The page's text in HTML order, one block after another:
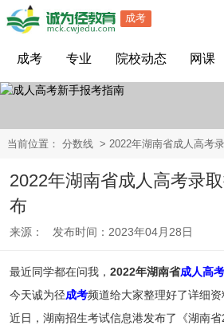
成考
成考 专业 院校动态 网课
当前位置： 分数线> 2022年湖南省成人高考
2022年湖南省成人高考录
布
来源： 发布时间：2023年04月28日
最近同学都在问我， 2022年湖南省成人高考
今天诚为径成考频道给大家整理好了详细资
近日，湖南招生考试信息港发布了《湖南